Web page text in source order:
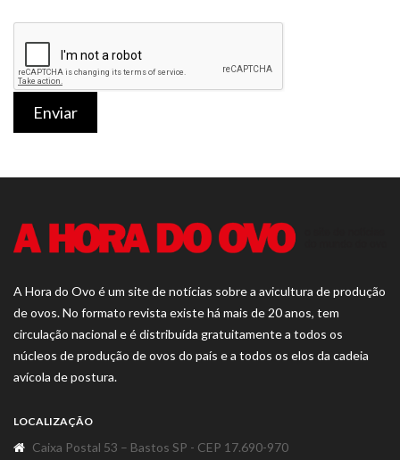
Enviar
A Hora do Ovo é um site de notícias sobre a avicultura de produção
de ovos. No formato revista existe há mais de 20 anos, tem
circulação nacional e é distribuída gratuitamente a todos os
núcleos de produção de ovos do país e a todos os elos da cadeia
avícola de postura.
LOCALIZAÇÃO
Caixa Postal 53 – Bastos SP - CEP 17.690-970